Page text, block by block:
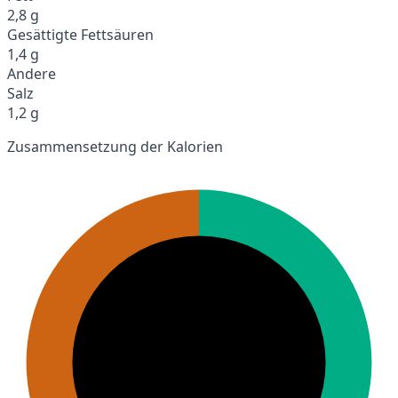
2,8 g
Gesättigte Fettsäuren
1,4 g
Andere
Salz
1,2 g
Zusammensetzung der Kalorien